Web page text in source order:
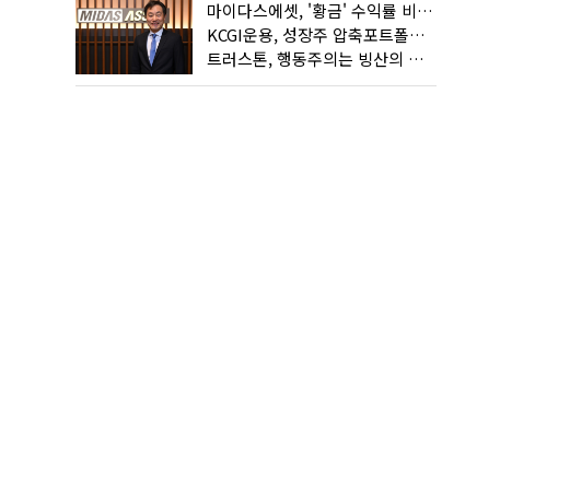
마이다스에셋, '황금' 수익률 비결은 '꾸준함'
KCGI운용, 성장주 압축포트폴리오로 새 길을 그리다
트러스톤, 행동주의는 빙산의 일각...진정한 힘은 '주식형 강자'